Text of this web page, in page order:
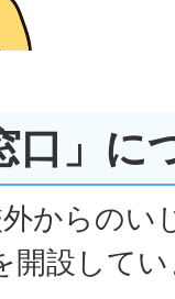
口」に
からのい
開設して